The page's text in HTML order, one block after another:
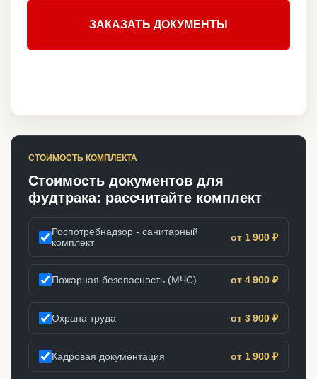
ЗАКАЗАТЬ ДОКУМЕНТЫ
СТОИМОСТЬ КОМПЛЕКТА
Стоимость документов для
фудтрака: рассчитайте комплект
Роспотребнадзор - санитарный
комплект
от 1 900 ₽
Пожарная безопасность (МЧС) от 4 900 ₽
Охрана труда от 3 900 ₽
Кадровая документация от 1 900 ₽